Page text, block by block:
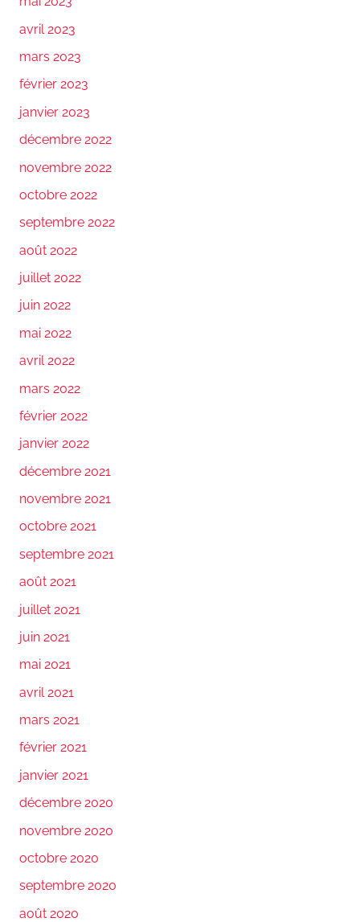
avril 2023
mars 2023
février 2023
janvier 2023
décembre 2022
novembre 2022
octobre 2022
septembre 2022
août 2022
juillet 2022
juin 2022
mai 2022
avril 2022
mars 2022
février 2022
janvier 2022
décembre 2021
novembre 2021
octobre 2021
septembre 2021
août 2021
juillet 2021
juin 2021
mai 2021
avril 2021
mars 2021
février 2021
janvier 2021
décembre 2020
novembre 2020
octobre 2020
septembre 2020
août 2020